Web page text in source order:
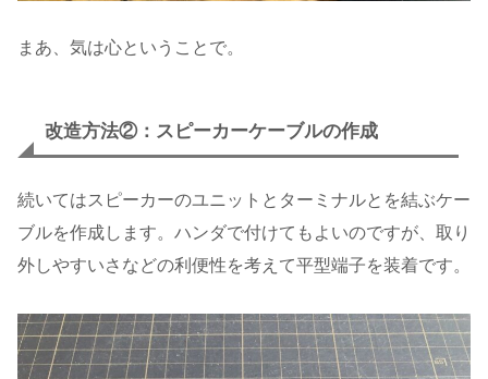
まあ、気は心ということで。
改造方法②：スピーカーケーブルの作成
続いてはスピーカーのユニットとターミナルとを結ぶケー
ブルを作成します。ハンダで付けてもよいのですが、取り
外しやすいさなどの利便性を考えて平型端子を装着です。